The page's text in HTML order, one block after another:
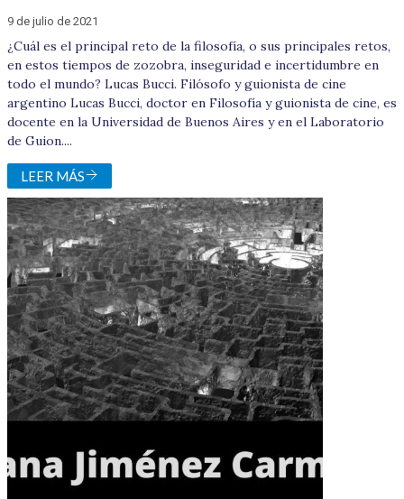
9 de julio de 2021
¿Cuál es el principal reto de la filosofía, o sus principales retos,
en estos tiempos de zozobra, inseguridad e incertidumbre en
todo el mundo? Lucas Bucci. Filósofo y guionista de cine
argentino Lucas Bucci, doctor en Filosofía y guionista de cine, es
docente en la Universidad de Buenos Aires y en el Laboratorio
de Guion....
LEER MÁS